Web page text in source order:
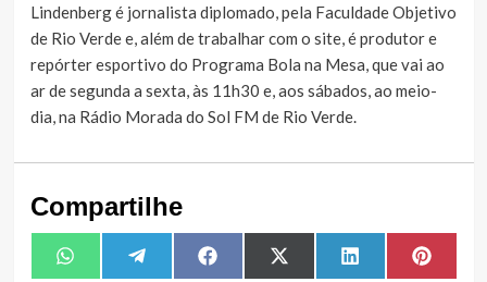
Lindenberg é jornalista diplomado, pela Faculdade Objetivo
de Rio Verde e, além de trabalhar com o site, é produtor e
repórter esportivo do Programa Bola na Mesa, que vai ao
ar de segunda a sexta, às 11h30 e, aos sábados, ao meio-
dia, na Rádio Morada do Sol FM de Rio Verde.
Compartilhe
Share
on
WhatsAppShare
on
TelegramShare
on
FacebookShare
on
X
Share
on
LinkedIn Share
on